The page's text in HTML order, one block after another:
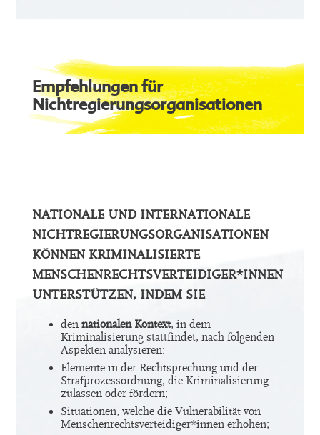
Empfehlungen für
Nichtregierungsorganisationen
NATIONALE UND INTERNATIONALE
NICHTREGIERUNGSORGANISATIONEN
KÖNNEN KRIMINALISIERTE
MENSCHENRECHTSVERTEIDIGER*INNEN
UNTERSTÜTZEN, INDEM SIE
den nationalen Kontext, in dem
Kriminalisierung stattfindet, nach folgenden
Aspekten analysieren:
Elemente in der Rechtsprechung und der
Strafprozessordnung, die Kriminalisierung
zulassen oder fördern;
Situationen, welche die Vulnerabilität von
Menschenrechtsverteidiger*innen erhöhen;